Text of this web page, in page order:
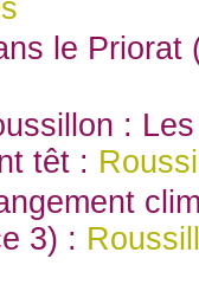
le
:
têt :
3) :